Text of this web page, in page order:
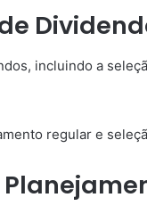
incluindo a
regular e